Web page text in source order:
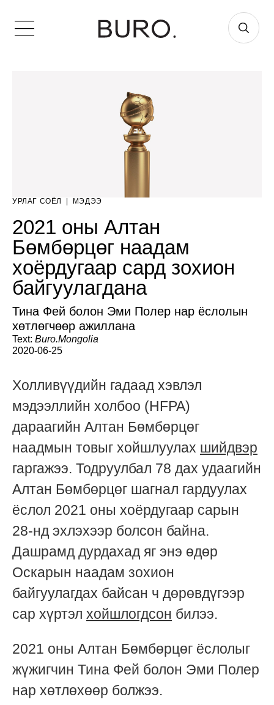
УРЛАГ СОЁЛ МЭДЭЭ
2021 оны Алтан
Бөмбөрцөг наадам
хоёрдугаар сард зохион
байгуулагдана
Тина Фей болон Эми Полер нар ёслолын
хөтлөгчөөр ажиллана
Text: Buro.Mongolia
2020-06-25
Холливүүдийн гадаад хэвлэл
мэдээллийн холбоо (HFPA)
дараагийн Алтан Бөмбөрцөг
наадмын товыг хойшлуулах шийдвэр
гаргажээ. Тодруулбал 78 дах удаагийн
Алтан Бөмбөрцөг шагнал гардуулах
ёслол 2021 оны хоёрдугаар сарын
28-нд эхлэхээр болсон байна.
Дашрамд дурдахад яг энэ өдөр
Оскарын наадам зохион
байгуулагдах байсан ч дөрөвдүгээр
сар хүртэл хойшлогдсон билээ.
2021 оны Алтан Бөмбөрцөг ёслолыг
жүжигчин Тина Фей болон Эми Полер
нар хөтлөхөөр болжээ.